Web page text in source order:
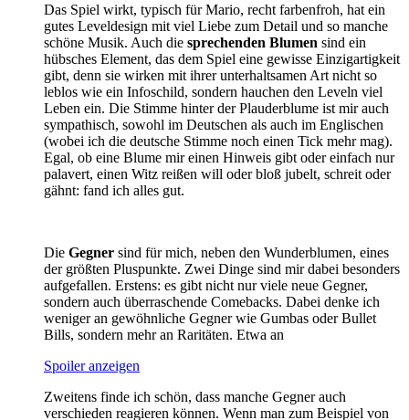
Das Spiel wirkt, typisch für Mario, recht farbenfroh, hat ein
gutes Leveldesign mit viel Liebe zum Detail und so manche
schöne Musik. Auch die sprechenden Blumen sind ein
hübsches Element, das dem Spiel eine gewisse Einzigartigkeit
gibt, denn sie wirken mit ihrer unterhaltsamen Art nicht so
leblos wie ein Infoschild, sondern hauchen den Leveln viel
Leben ein. Die Stimme hinter der Plauderblume ist mir auch
sympathisch, sowohl im Deutschen als auch im Englischen
(wobei ich die deutsche Stimme noch einen Tick mehr mag).
Egal, ob eine Blume mir einen Hinweis gibt oder einfach nur
palavert, einen Witz reißen will oder bloß jubelt, schreit oder
gähnt: fand ich alles gut.
Die Gegner sind für mich, neben den Wunderblumen, eines
der größten Pluspunkte. Zwei Dinge sind mir dabei besonders
aufgefallen. Erstens: es gibt nicht nur viele neue Gegner,
sondern auch überraschende Comebacks. Dabei denke ich
weniger an gewöhnliche Gegner wie Gumbas oder Bullet
Bills, sondern mehr an Raritäten. Etwa an
Spoiler anzeigen
Zweitens finde ich schön, dass manche Gegner auch
verschieden reagieren können. Wenn man zum Beispiel von